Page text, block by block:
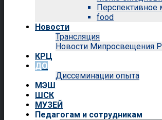
food
Новости
Трансляция
Новости Мипросвещения
КРЦ
ДО
Диссеминации опыта
МЭШ
ШСК
МУЗЕЙ
Педагогам и сотрудникам